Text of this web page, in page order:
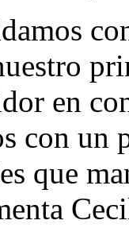
en
con un
que